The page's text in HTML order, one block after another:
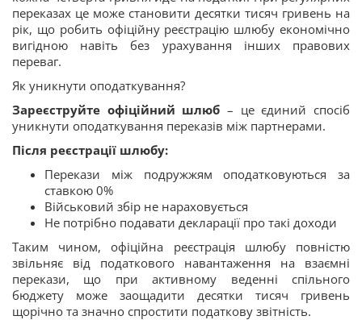
переказах це може становити десятки тисяч гривень на
рік, що робить офіційну реєстрацію шлюбу економічно
вигідною навіть без урахування інших правових
переваг.
Як уникнути оподаткування?
Зареєструйте офіційний шлюб – це єдиний спосіб
уникнути оподаткування переказів між партнерами.
Після реєстрації шлюбу:
Перекази між подружжям оподатковуються за
ставкою 0%
Військовий збір не нараховується
Не потрібно подавати декларації про такі доходи
Таким чином, офіційна реєстрація шлюбу повністю
звільняє від податкового навантаження на взаємні
перекази, що при активному веденні спільного
бюджету може заощадити десятки тисяч гривень
щорічно та значно спростити податкову звітність.